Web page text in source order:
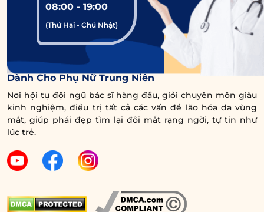
08:00 - 19:00
(Thứ Hai - Chủ Nhật)
Trung Tâm Chuyên Sâu Chống Lão Hóa Vùng Mắt
Dành Cho Phụ Nữ Trung Niên
Nơi hội tụ đội ngũ bác sĩ hàng đầu, giỏi chuyên môn giàu
kinh nghiệm, điều trị tất cả các vấn đề lão hóa da vùng
mắt, giúp phái đẹp tìm lại đôi mắt rạng ngời, tự tin như
lúc trẻ.